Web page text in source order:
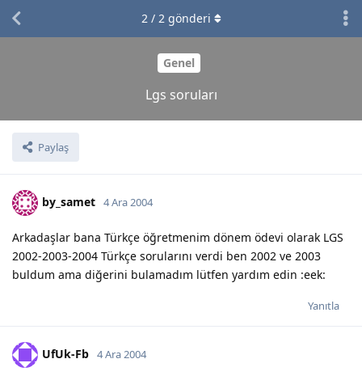
Genel
Lgs soruları
Paylaş
2/ 2gönderi
by_samet 4 Ara 2004
Arkadaşlar bana Türkçe öğretmenim dönem ödevi olarak LGS
2002-2003-2004 Türkçe sorularını verdi ben 2002 ve 2003
buldum ama diğerini bulamadım lütfen yardım edin :eek:
Yanıtla
UfUk-Fb 4 Ara 2004